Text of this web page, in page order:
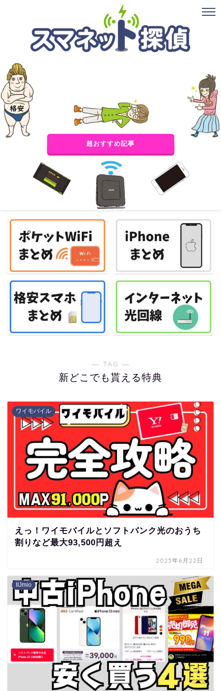
超おすすめ記事
― TAG ―
新どこでも貰える特典
ワイモバイル
えっ！ワイモバイルとソフトバンク光のおうち
割りなど最大93,500円超え
2025年6月22日
IIJmio